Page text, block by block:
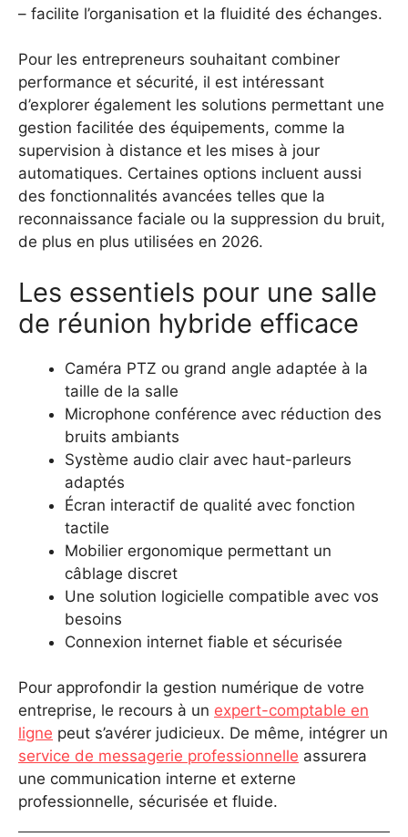
– facilite l’organisation et la fluidité des échanges.
Pour les entrepreneurs souhaitant combiner
performance et sécurité, il est intéressant
d’explorer également les solutions permettant une
gestion facilitée des équipements, comme la
supervision à distance et les mises à jour
automatiques. Certaines options incluent aussi
des fonctionnalités avancées telles que la
reconnaissance faciale ou la suppression du bruit,
de plus en plus utilisées en 2026.
Les essentiels pour une salle
de réunion hybride efficace
Caméra PTZ ou grand angle adaptée à la
taille de la salle
Microphone conférence avec réduction des
bruits ambiants
Système audio clair avec haut-parleurs
adaptés
Écran interactif de qualité avec fonction
tactile
Mobilier ergonomique permettant un
câblage discret
Une solution logicielle compatible avec vos
besoins
Connexion internet fiable et sécurisée
Pour approfondir la gestion numérique de votre
entreprise, le recours à un expert-comptable en
ligne peut s’avérer judicieux. De même, intégrer un
service de messagerie professionnelle assurera
une communication interne et externe
professionnelle, sécurisée et fluide.